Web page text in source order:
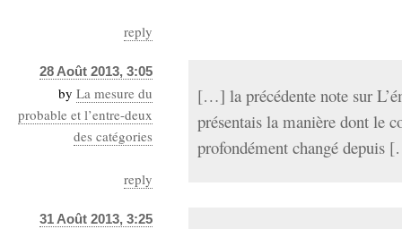
reply
28 Août 2013, 3:05
by La mesure du
probable et l’entre-deux
des catégories
reply
[…] la précédente note sur
présentais la manière dont le
profondément changé depuis
31 Août 2013, 3:25